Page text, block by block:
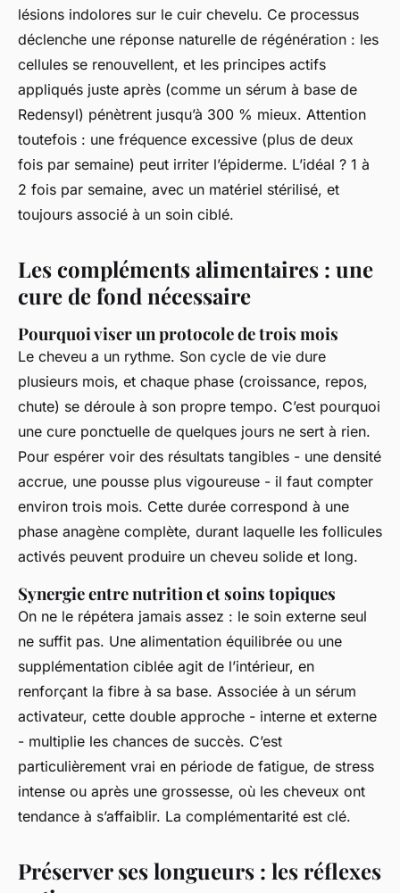
lésions indolores sur le cuir chevelu. Ce processus
déclenche une réponse naturelle de régénération : les
cellules se renouvellent, et les principes actifs
appliqués juste après (comme un sérum à base de
Redensyl) pénètrent jusqu’à 300 % mieux. Attention
toutefois : une fréquence excessive (plus de deux
fois par semaine) peut irriter l’épiderme. L’idéal ? 1 à
2 fois par semaine, avec un matériel stérilisé, et
toujours associé à un soin ciblé.
Les compléments alimentaires : une
cure de fond nécessaire
Pourquoi viser un protocole de trois mois
Le cheveu a un rythme. Son cycle de vie dure
plusieurs mois, et chaque phase (croissance, repos,
chute) se déroule à son propre tempo. C’est pourquoi
une cure ponctuelle de quelques jours ne sert à rien.
Pour espérer voir des résultats tangibles - une densité
accrue, une pousse plus vigoureuse - il faut compter
environ trois mois. Cette durée correspond à une
phase anagène complète, durant laquelle les follicules
activés peuvent produire un cheveu solide et long.
Synergie entre nutrition et soins topiques
On ne le répétera jamais assez : le soin externe seul
ne suffit pas. Une alimentation équilibrée ou une
supplémentation ciblée agit de l’intérieur, en
renforçant la fibre à sa base. Associée à un sérum
activateur, cette double approche - interne et externe
- multiplie les chances de succès. C’est
particulièrement vrai en période de fatigue, de stress
intense ou après une grossesse, où les cheveux ont
tendance à s’affaiblir. La complémentarité est clé.
Préserver ses longueurs : les réflexes